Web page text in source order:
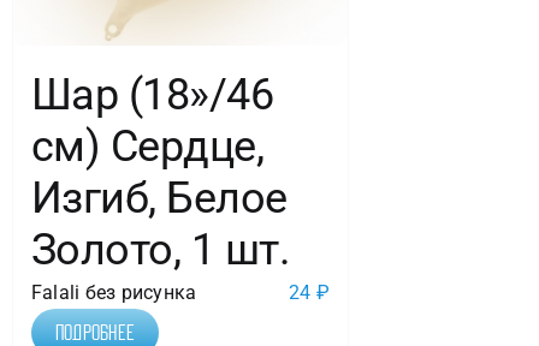
Шар (18»/46
см) Сердце,
Изгиб, Белое
Золото, 1 шт.
Falali без рисунка 24 ₽
Подробнее